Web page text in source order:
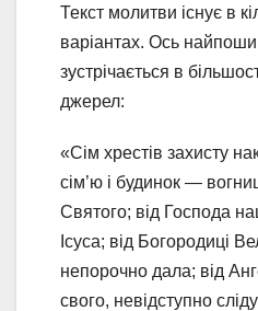
Текст молитви існує в
варіантах. Ось
зустрічається в
джерел:
«Сім хрестів захисту
сім’ю і будинок —
Святого; від Господа
Ісуса; від Богородиці
непорочно дала; від
свого, невідступно